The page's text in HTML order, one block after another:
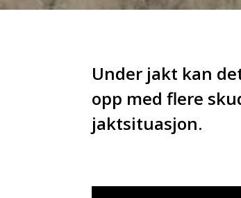
Under jakt kan
opp med flere
jaktsituasjon.